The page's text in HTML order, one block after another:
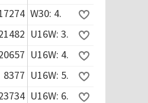
W30: 4.
U16W: 3.
U16W: 4.
8377 U16W: 5.
U16W: 6.